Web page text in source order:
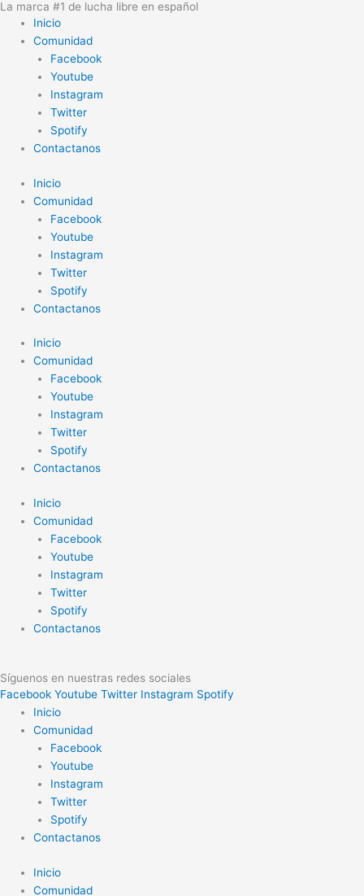
Ir
contenido
La marca #1 de lucha libre en español
Inicio
Comunidad
Facebook
Youtube
Instagram
Twitter
Spotify
Contactanos
Inicio
Comunidad
Facebook
Youtube
Instagram
Twitter
Spotify
Contactanos
Inicio
Comunidad
Facebook
Youtube
Instagram
Twitter
Spotify
Contactanos
Inicio
Comunidad
Facebook
Youtube
Instagram
Twitter
Spotify
Contactanos
Síguenos en nuestras redes sociales
Facebook Youtube Twitter Instagram Spotify
Inicio
Comunidad
Facebook
Youtube
Instagram
Twitter
Spotify
Contactanos
Inicio
Comunidad